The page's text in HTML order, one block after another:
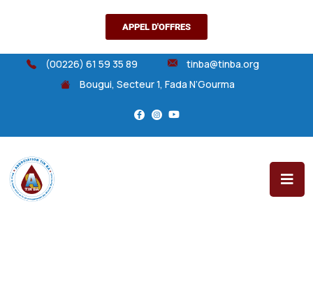
APPEL D'OFFRES
(00226) 61 59 35 89
tinba@tinba.org
Bougui, Secteur 1, Fada N’Gourma